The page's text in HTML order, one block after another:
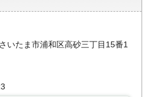
いたま市浦和区高砂三丁目15番1